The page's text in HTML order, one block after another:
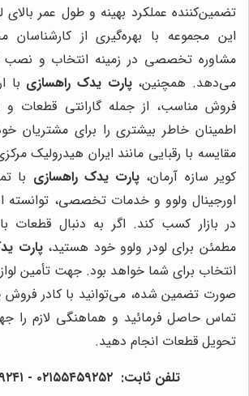
تضمین‌کننده عملکرد بهینه و طول عمر
این مجموعه با بهره‌گیری از
مشاوره تخصصی در زمینه انتخاب و نصب
می‌دهد. همچنین،پارت یدک راهسازی با
فروش مناسب، از جمله گارانتی قطعات
اطمینان خاطر بیشتری را برای مشتریان
مقایسه با رقبایی مانند ایران هیدرولیک
کویر سازه آرمان، پارت یدک راهسازی با
اورجینال ولوو و خدمات تخصصی، توانسته
در بازار کسب کند. اگر به دنبال قطعات
مطمئن برای لودر ولوو خود هستید،پارت
انتخاب برای شما خواهد بود. جهت تأمین
صورت تضمین شده، می‌توانید با کادر فروش
تماس حاصل فرمائید و هماهنگی لازم
تحویل قطعات انجام دهید.
تلفن ثابت: ۰۲۱۵۵۴۵۹۲۵۲ - ۰۲۱۵۵۴۵۹۲۴۱